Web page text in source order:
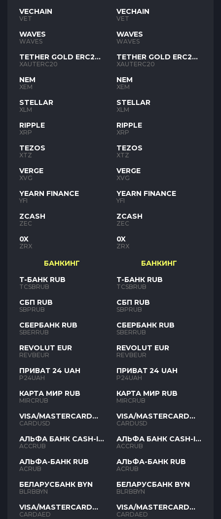
VECHAIN
VET
WAVES
WAVES
TETHER GOLD ERC20
XAUT
XAUTERC20
NEM
XEM
STELLAR
XLM
RIPPLE
XRP
TEZOS
XTZ
VERGE
XVG
YEARN FINANCE
YFI
ZCASH
ZEC
0X
ZRX
БАНКИНГ
Т-БАНК RUB
TCSBRUB
СБП RUB
SBPRUB
СБЕРБАНК RUB
SBERRUB
REVOLUT EUR
REVBEUR
ПРИВАТ 24 UAH
P24UAH
КАРТА МИР RUB
MIRCRUB
VISA/MASTERCARD
USD
CARDUSD
АЛЬФА БАНК CASH-IN
RUB
ACCRUB
АЛЬФА-БАНК RUB
ACRUB
БЕЛАРУСБАНК BYN
BLRBBYN
VISA/MASTERCARD
AED
CARDAED
VECHAIN
VET
WAVES
WAVES
TETHER GOLD ERC20
XAUT
XAUTERC20
NEM
XEM
STELLAR
XLM
RIPPLE
XRP
TEZOS
XTZ
VERGE
XVG
YEARN FINANCE
YFI
ZCASH
ZEC
0X
ZRX
БАНКИНГ
Т-БАНК RUB
TCSBRUB
СБП RUB
SBPRUB
СБЕРБАНК RUB
SBERRUB
REVOLUT EUR
REVBEUR
ПРИВАТ 24 UAH
P24UAH
КАРТА МИР RUB
MIRCRUB
VISA/MASTERCARD
USD
CARDUSD
АЛЬФА БАНК CASH-IN
RUB
ACCRUB
АЛЬФА-БАНК RUB
ACRUB
БЕЛАРУСБАНК BYN
BLRBBYN
VISA/MASTERCARD
AED
CARDAED